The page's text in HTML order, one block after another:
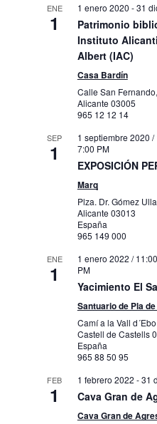
ENE
1
1 enero 2020 -31
Patrimonio
Instituto
Albert (IAC)
Casa Bardín
Calle San
Alicante 03005
965 12 12 14
SEP
1
1 septiembre 2020 /
7:00 PM
EXPOSICIÓN
Marq
Plza. Dr. Gómez
Alicante 03013
España
965 149 000
ENE
1
1 enero 2022 /
PM
Yacimiento El
Santuario de Pla
Camí a la Vall d´Ebo
Castell de Castells
España
965 88 50 95
FEB
1
1 febrero 2022 -31
Cava Gran de
Cava Gran de